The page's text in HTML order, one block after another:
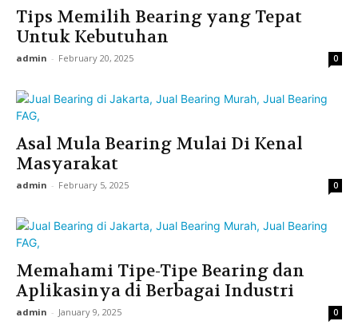
Tips Memilih Bearing yang Tepat
Untuk Kebutuhan
admin - February 20, 2025 0
Asal Mula Bearing Mulai Di Kenal
Masyarakat
admin - February 5, 2025 0
Memahami Tipe-Tipe Bearing dan
Aplikasinya di Berbagai Industri
admin - January 9, 2025 0